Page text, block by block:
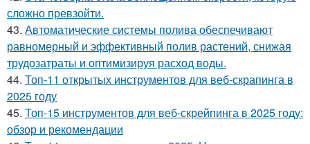
сложно превзойти.
43. Автоматические системы полива обеспечивают
равномерный и эффективный полив растений, снижая
трудозатраты и оптимизируя расход воды.
44. Топ-11 открытых инструментов для веб-скрапинга в
2025 году
45. Топ-15 инструментов для веб-скрейпинга в 2025 году:
обзор и рекомендации